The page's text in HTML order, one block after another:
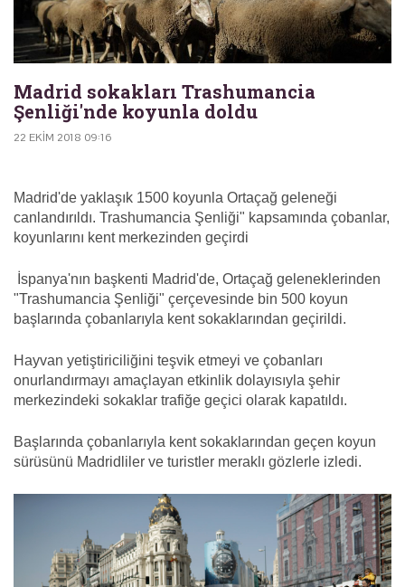
Madrid sokakları Trashumancia
Şenliği'nde koyunla doldu
22 EKIM 2018 09:16
Madrid'de yaklaşık 1500 koyunla Ortaçağ geleneği
canlandırıldı. Trashumancia Şenliği" kapsamında çobanlar,
koyunlarını kent merkezinden geçirdi
İspanya'nın başkenti Madrid'de, Ortaçağ geleneklerinden
"Trashumancia Şenliği" çerçevesinde bin 500 koyun
başlarında çobanlarıyla kent sokaklarından geçirildi.
Hayvan yetiştiriciliğini teşvik etmeyi ve çobanları
onurlandırmayı amaçlayan etkinlik dolayısıyla şehir
merkezindeki sokaklar trafiğe geçici olarak kapatıldı.
Başlarında çobanlarıyla kent sokaklarından geçen koyun
sürüsünü Madridliler ve turistler meraklı gözlerle izledi.